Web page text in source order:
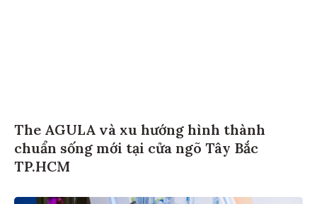
The AGULA và xu hướng hình thành
chuẩn sống mới tại cửa ngõ Tây Bắc
TP.HCM